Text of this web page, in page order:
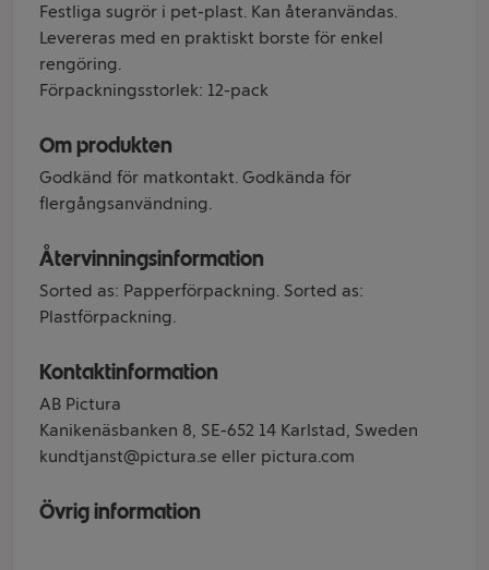
Festliga sugrör i pet-plast. Kan återanvändas.
Levereras med en praktiskt borste för enkel
rengöring.
Förpackningsstorlek: 12-pack
Om produkten
Godkänd för matkontakt. Godkända för
flergångsanvändning.
Återvinningsinformation
Sorted as: Papperförpackning. Sorted as:
Plastförpackning.
Kontaktinformation
AB Pictura
Kanikenäsbanken 8, SE-652 14 Karlstad, Sweden
kundtjanst@pictura.se eller pictura.com
Övrig information